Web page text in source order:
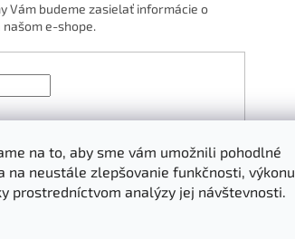
na to, aby sme vám umožnili pohodlné
na neustále zlepšovanie funkčnosti, výkonu
prostredníctvom analýzy jej návštevnosti.
Vám budeme zasielať informácie o
e-shope.
Shoptet.sk